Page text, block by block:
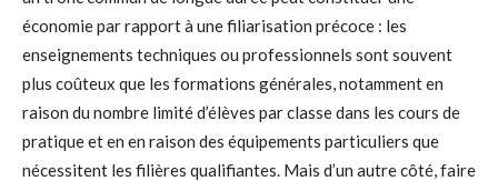
économie par rapport à une filiarisation précoce : les
enseignements techniques ou professionnels sont souvent
plus coûteux que les formations générales, notamment en
raison du nombre limité d’élèves par classe dans les cours de
pratique et en en raison des équipements particuliers que
nécessitent les filières qualifiantes. Mais d’un autre côté, faire